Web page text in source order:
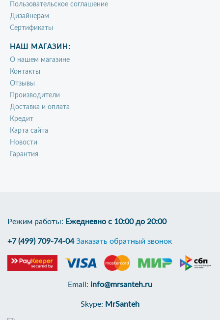
Пользовательское соглашение
Дизайнерам
Сертификаты
НАШ МАГАЗИН:
О нашем магазине
Контакты
Отзывы
Производители
Доставка и оплата
Кредит
Карта сайта
Новости
Гарантия
Режим работы: Ежедневно с 10:00 до 20:00
+7 (499) 709-74-04 Заказать обратный звонок
Email: info@mrsanteh.ru
Skype: MrSanteh